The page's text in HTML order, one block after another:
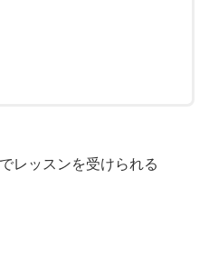
レッスンを受けられる